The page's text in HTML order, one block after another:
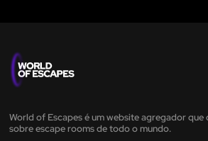
World of Escapes é um website agregador
sobre escape rooms de todo o mundo.